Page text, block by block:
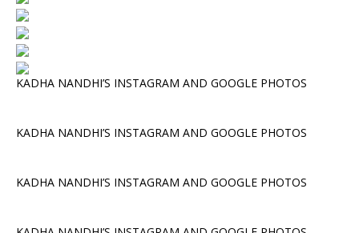
KADHA NANDHI’S INSTAGRAM AND GOOGLE PHOTOS
KADHA NANDHI’S INSTAGRAM AND GOOGLE PHOTOS
KADHA NANDHI’S INSTAGRAM AND GOOGLE PHOTOS